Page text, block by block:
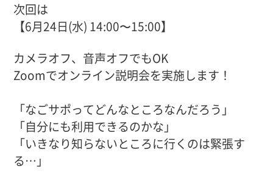
次回は
【6月24日(水) 14:00〜15:00】
カメラオフ、音声オフでもOK
Zoomでオンライン説明会を実施します！
「なごサポってどんなところなんだろう」
「自分にも利用できるのかな」
「いきなり知らないところに行くのは緊張す
る…」